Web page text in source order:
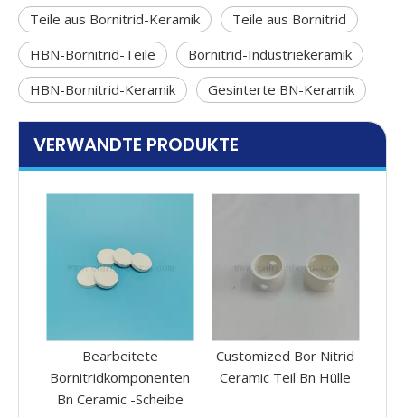
Teile aus Bornitrid-Keramik
Teile aus Bornitrid
HBN-Bornitrid-Teile
Bornitrid-Industriekeramik
HBN-Bornitrid-Keramik
Gesinterte BN-Keramik
VERWANDTE PRODUKTE
Bearbeitete
Bornitridkomponenten
Bn Ceramic -Scheibe
Customized Bor Nitrid
Ceramic Teil Bn Hülle